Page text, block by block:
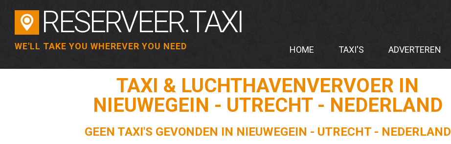
RESERVEER.TAXI
WE'LL TAKE YOU WHEREVER YOU NEED HOME TAXI'S ADVERTEREN
TAXI & LUCHTHAVENVERVOER IN
NIEUWEGEIN - UTRECHT - NEDERLAND
GEEN TAXI'S GEVONDEN IN NIEUWEGEIN - UTRECHT - NEDERLAND